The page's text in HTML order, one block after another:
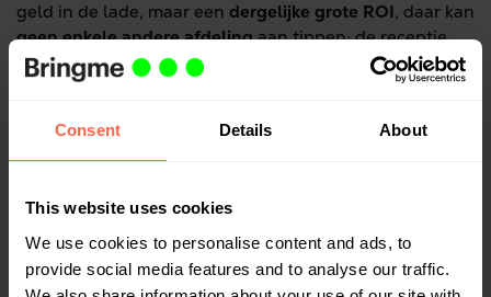
Consent Details About
This website uses cookies
We use cookies to personalise content and ads, to
provide social media features and to analyse our traffic.
geld in de lade, maar een dergelijke grote ROI, daar kan
geen enkele andere afdelingaan tippen: de receptie
spant de (gouden) kroon.
Gerelateerd